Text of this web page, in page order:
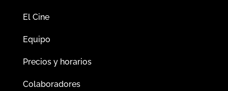
El Cine
Equipo
Precios y horarios
Colaboradores